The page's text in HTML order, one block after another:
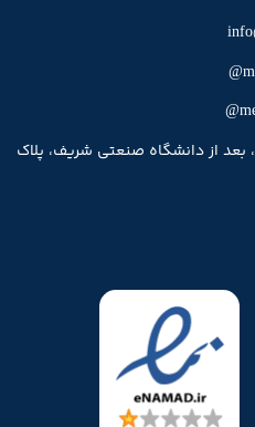
از دانشگاه صنعتی شریف، پلاک